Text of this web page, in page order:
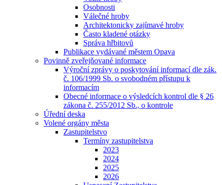
Osobnosti
Válečné hroby
Architektonicky zajímavé hroby
Často kladené otázky
Správa hřbitovů
Publikace vydávané městem Opava
Povinně zveřejňované informace
Výroční zprávy o poskytování informací dle zák.
č. 106/1999 Sb. o svobodném přístupu k
informacím
Obecné informace o výsledcích kontrol dle § 26
zákona č. 255/2012 Sb., o kontrole
Úřední deska
Volené orgány města
Zastupitelstvo
Termíny zastupitelstva
2023
2024
2025
2026